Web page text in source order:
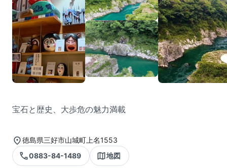
宝石と歴史、大歩危の魅力満載
徳島県三好市山城町上名1553
0883-84-1489
地図